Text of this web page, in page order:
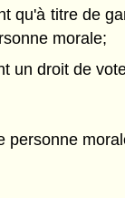
qu'à titre de
morale;
un droit de
personne